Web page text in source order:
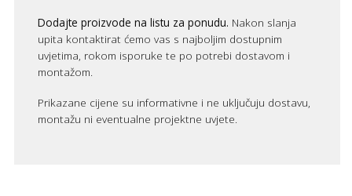
Dodajte proizvode na listu za ponudu. Nakon slanja
upita kontaktirat ćemo vas s najboljim dostupnim
uvjetima, rokom isporuke te po potrebi dostavom i
montažom.
Prikazane cijene su informativne i ne uključuju dostavu,
montažu ni eventualne projektne uvjete.